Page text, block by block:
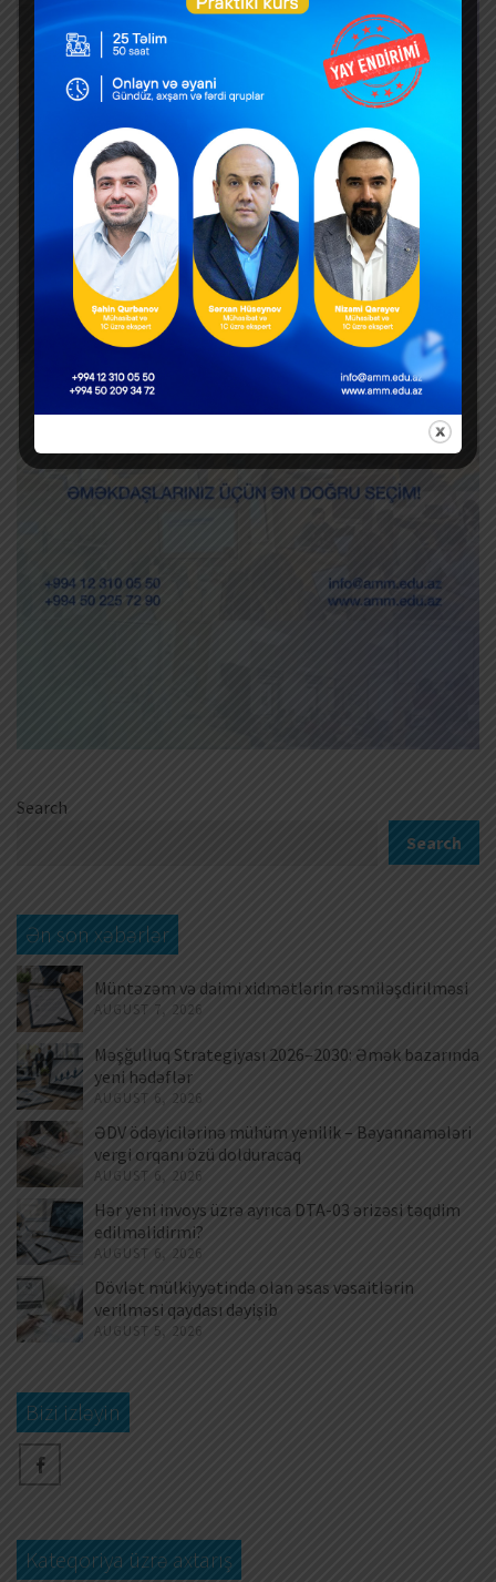
Search
Search
Ən son xəbərlər
Müntəzəm və daimi xidmətlərin rəsmiləşdirilməsi
AUGUST 7, 2026
Məşğulluq Strategiyası 2026–2030: Əmək bazarında
yeni hədəflər
AUGUST 6, 2026
ƏDV ödəyicilərinə mühüm yenilik – Bəyannamələri
vergi orqanı özü dolduracaq
AUGUST 6, 2026
Hər yeni invoys üzrə ayrıca DTA-03 ərizəsi təqdim
edilməlidirmi?
AUGUST 6, 2026
Dövlət mülkiyyətində olan əsas vəsaitlərin
verilməsi qaydası dəyişib
AUGUST 5, 2026
Bizi izləyin
Kateqoriya üzrə axtarış